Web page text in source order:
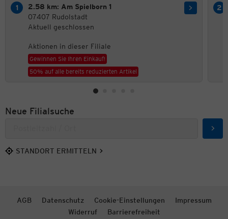
2.58 km: Am Spielborn 1
07407 Rudolstadt
Aktuell geschlossen
Aktionen in dieser Filiale
Gewinnen Sie Ihren Einkauf!
50% auf alle bereits reduzierten Artikel
Neue Filialsuche
STANDORT ERMITTELN
AGB Datenschutz Cookie-Einstellungen
Impressum
Widerruf
Barrierefreiheit